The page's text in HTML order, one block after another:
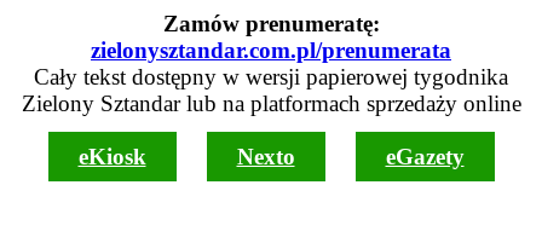
Zamów prenumeratę:
zielonysztandar.com.pl/prenumerata
Cały tekst dostępny w wersji papierowej tygodnika
Zielony Sztandar lub na platformach sprzedaży online
eKiosk Nexto eGazety